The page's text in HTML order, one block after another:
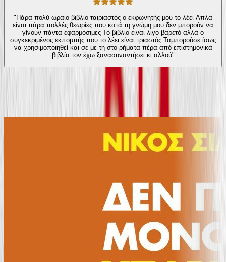
"Πάρα πολύ ωραίο βιβλίο ταιριαστός ο εκφωνητής μου το λέει Απλά
είναι πάρα πολλές θεωρίες που κατά τη γνώμη μου δεν μπορούν να
γίνουν πάντα εφαρμόσιμες Το βιβλίο είναι λίγο βαρετό αλλά ο
συγκεκριμένος εκπομπής που το λέει είναι τριαστός Ταμπορούσε ίσως
να χρησιμοποιηθεί και σε με τη στο ρήματα πέρα από επιστημονικά
βιβλία τον έχω ξανασυναντήσει κι αλλού"
Ίδιος συγγραφέας